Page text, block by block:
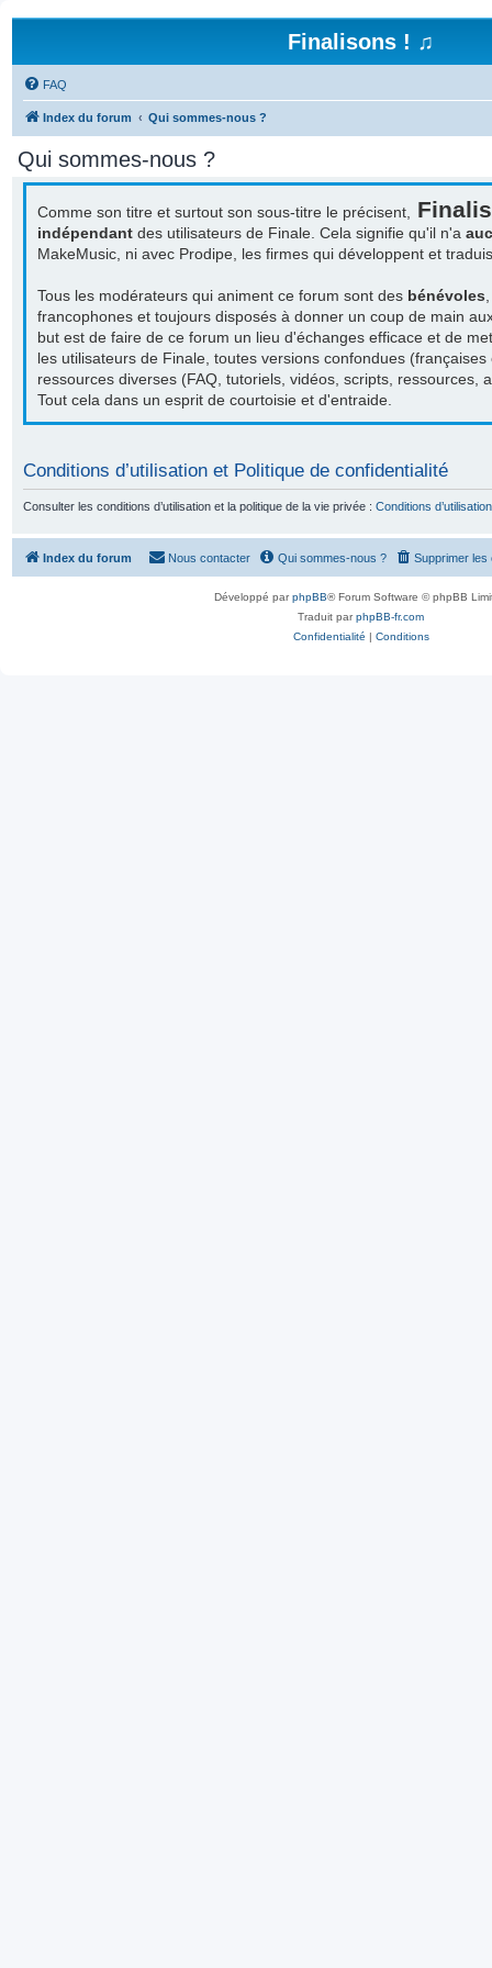
Finalisons ! ♫
FAQ
Index du forum Qui sommes-nous ?
Qui sommes-nous ?
Comme son titre et surtout son sous-titre le précisent,
indépendant des utilisateurs de Finale. Cela signifie qu'il n'a
MakeMusic, ni avec Prodipe, les firmes qui développent et
Tous les modérateurs qui animent ce forum sont des bénévoles
francophones et toujours disposés à donner un coup de main
but est de faire de ce forum un lieu d'échanges efficace et de
les utilisateurs de Finale, toutes versions confondues
ressources diverses (FAQ, tutoriels, vidéos, scripts, ressources,
Tout cela dans un esprit de courtoisie et d'entraide.
Conditions d’utilisation et Politique de confidentialité
Consulter les conditions d’utilisation et la politique de la vie privée : Conditions d’utilisation
Index du forum Supprimer les
Qui sommes-nous ?
Nous contacter
Développé parphpBB® Forum Software © phpBB
Traduit parphpBB-fr.com
Confidentialité | Conditions